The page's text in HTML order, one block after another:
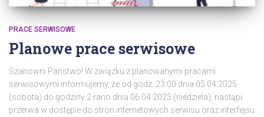
PRACE SERWISOWE
Planowe prace serwisowe
Szanowni Państwo! W związku z planowanymi pracami
serwisowymi informujemy, że od godz. 23:00 dnia 05.04.2025
(sobota) do godziny 2 rano dnia 06.04.2025 (niedziela), nastąpi
przerwa w dostępie do stron internetowych serwisu oraz interfejsu